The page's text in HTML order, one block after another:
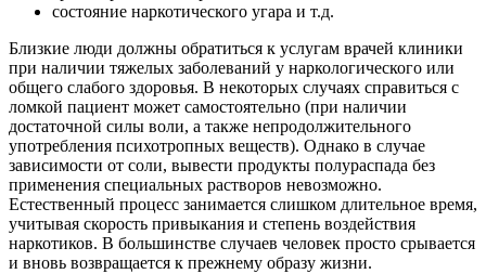
состояние наркотического угара и т.д.
Близкие люди должны обратиться к услугам врачей клиники
при наличии тяжелых заболеваний у наркологического или
общего слабого здоровья. В некоторых случаях справиться с
ломкой пациент может самостоятельно (при наличии
достаточной силы воли, а также непродолжительного
употребления психотропных веществ). Однако в случае
зависимости от соли, вывести продукты полураспада без
применения специальных растворов невозможно.
Естественный процесс занимается слишком длительное время,
учитывая скорость привыкания и степень воздействия
наркотиков. В большинстве случаев человек просто срывается
и вновь возвращается к прежнему образу жизни.